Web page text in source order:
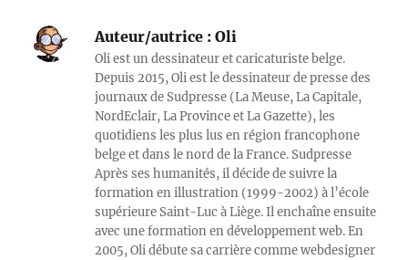
Auteur/autrice : Oli
Oli est un dessinateur et caricaturiste belge.
Depuis 2015, Oli est le dessinateur de presse des
journaux de Sudpresse (La Meuse, La Capitale,
NordEclair, La Province et La Gazette), les
quotidiens les plus lus en région francophone
belge et dans le nord de la France. Sudpresse
Après ses humanités, il décide de suivre la
formation en illustration (1999-2002) à l’école
supérieure Saint-Luc à Liège. Il enchaîne ensuite
avec une formation en développement web. En
2005, Oli débute sa carrière comme webdesigner